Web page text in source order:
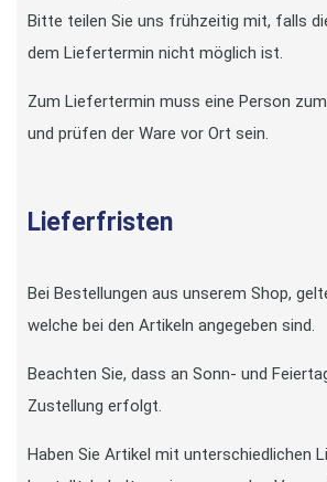
Bitte teilen Sie uns frühzeitig mit, falls
dem Liefertermin nicht möglich ist.
Zum Liefertermin muss eine Person
und prüfen der Ware vor Ort sein.
Lieferfristen
Bei Bestellungen aus unserem Shop,
welche bei den Artikeln angegeben sind.
Beachten Sie, dass an Sonn- und
Zustellung erfolgt.
Haben Sie Artikel mit unterschiedlichen